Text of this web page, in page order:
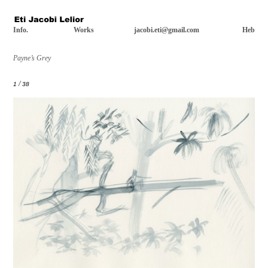
Info. Works jacobi.eti@gmail.com Heb
1 /38
Payne’s Grey